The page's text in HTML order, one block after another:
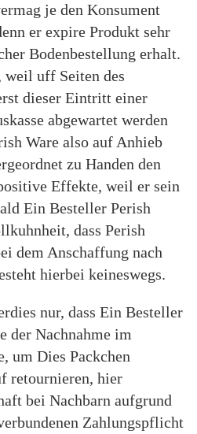
je den Konsument
er expire Produkt sehr
Bodenbestellung erhalt.
weil uff Seiten des
dieser Eintritt einer
abgewartet werden
Ware also auf Anhieb
zu Handen den
Effekte, weil er sein
Ein Besteller Perish
dass Perish
dem Anschaffung nach
hierbei keineswegs.
nur, dass Ein Besteller
der Nachnahme im
um Dies Packchen
retournieren, hier
bei Nachbarn aufgrund
Zahlungspflicht